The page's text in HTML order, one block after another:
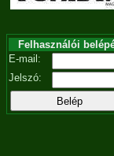
Felhasználói
E-mail:
Jelszó: